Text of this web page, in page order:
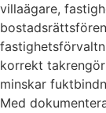
villaägare,
korrekt
minskar
Med